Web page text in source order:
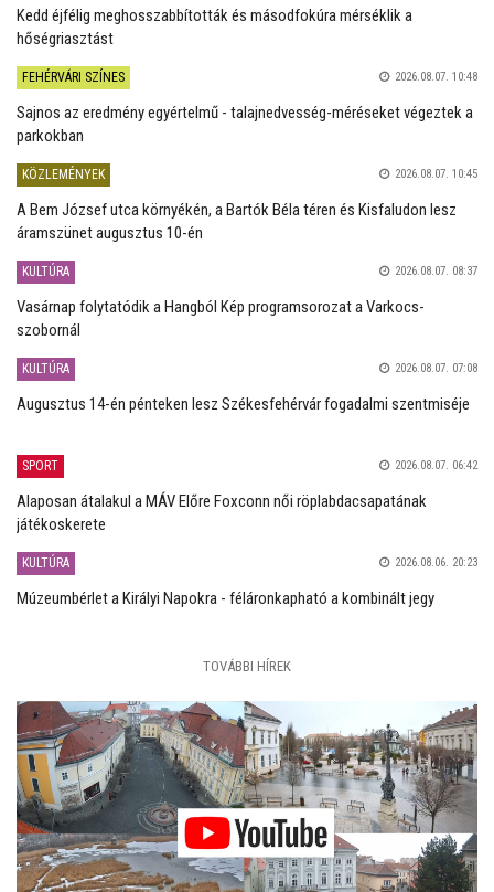
Kedd éjfélig meghosszabbították és másodfokúra mérséklik a
hőségriasztást
FEHÉRVÁRI SZÍNES 2026.08.07. 10:48
Sajnos az eredmény egyértelmű - talajnedvesség-méréseket végeztek a
parkokban
KÖZLEMÉNYEK 2026.08.07. 10:45
A Bem József utca környékén, a Bartók Béla téren és Kisfaludon lesz
áramszünet augusztus 10-én
KULTÚRA 2026.08.07. 08:37
Vasárnap folytatódik a Hangból Kép programsorozat a Varkocs-
szobornál
KULTÚRA 2026.08.07. 07:08
Augusztus 14-én pénteken lesz Székesfehérvár fogadalmi szentmiséje
SPORT 2026.08.07. 06:42
Alaposan átalakul a MÁV Előre Foxconn női röplabdacsapatának
játékoskerete
KULTÚRA 2026.08.06. 20:23
Múzeumbérlet a Királyi Napokra - féláronkapható a kombinált jegy
TOVÁBBI HÍREK